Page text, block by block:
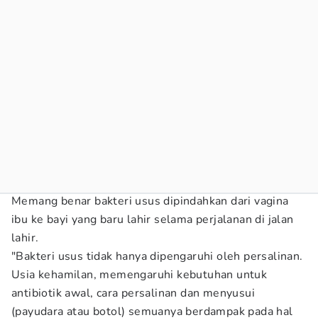
Memang benar bakteri usus dipindahkan dari vagina
ibu ke bayi yang baru lahir selama perjalanan di jalan
lahir.
"Bakteri usus tidak hanya dipengaruhi oleh persalinan.
Usia kehamilan, memengaruhi kebutuhan untuk
antibiotik awal, cara persalinan dan menyusui
(payudara atau botol) semuanya berdampak pada hal